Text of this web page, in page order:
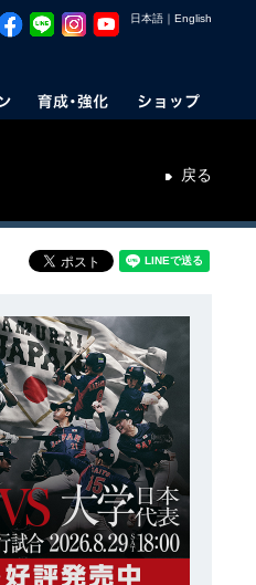
日本語 ｜ English
戻る